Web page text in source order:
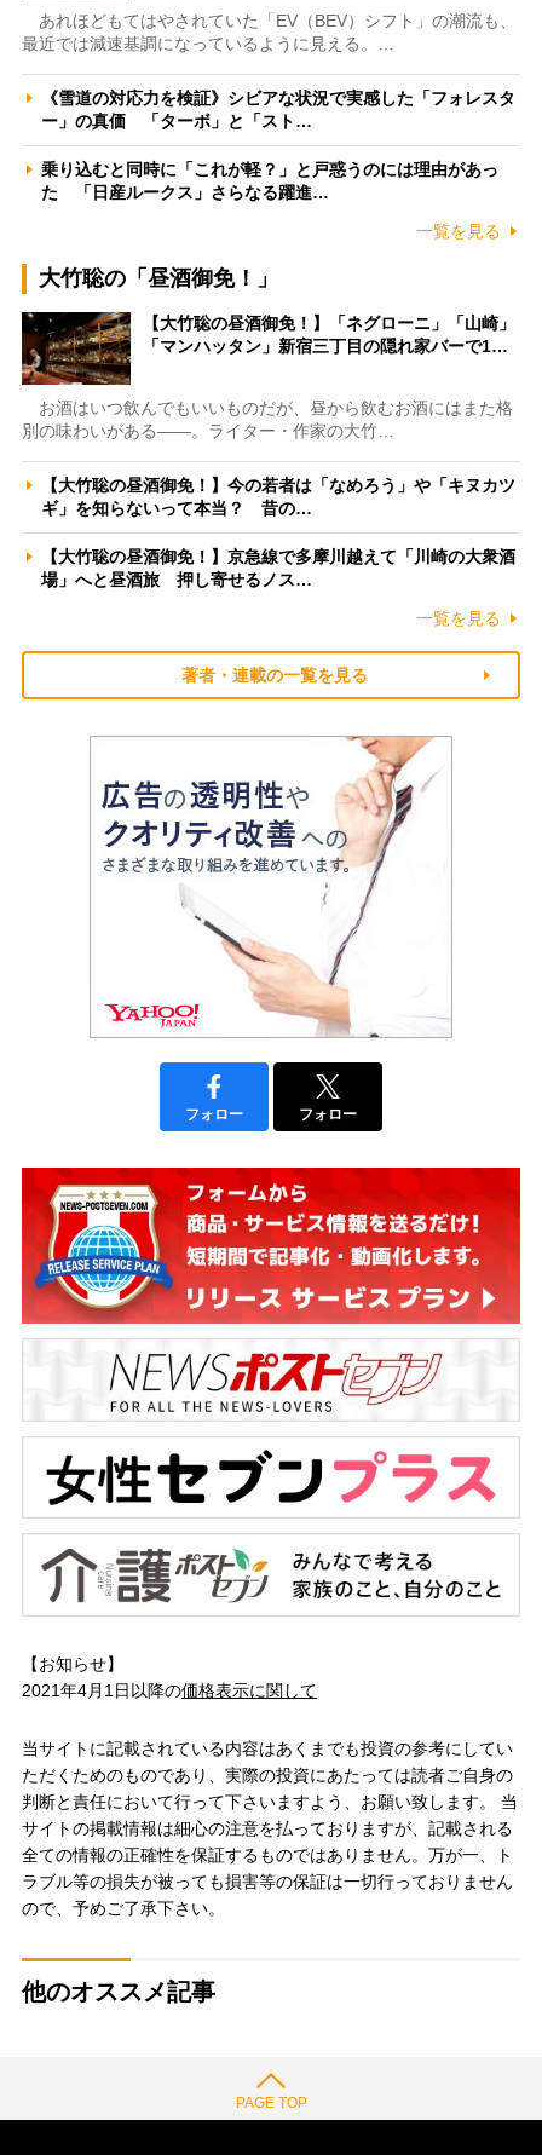
あれほどもてはやされていた「EV（BEV）シフト」の潮流も、
最近では減速基調になっているように見える。…
《雪道の対応力を検証》シビアな状況で実感した「フォレスタ
ー」の真価 「ターボ」と「スト…
乗り込むと同時に「これが軽？」と戸惑うのには理由があっ
た 「日産ルークス」さらなる躍進…
一覧を見る
大竹聡の「昼酒御免！」
【大竹聡の昼酒御免！】「ネグローニ」「山崎」
「マンハッタン」新宿三丁目の隠れ家バーで1…
お酒はいつ飲んでもいいものだが、昼から飲むお酒にはまた格
別の味わいがある――。ライター・作家の大竹…
【大竹聡の昼酒御免！】今の若者は「なめろう」や「キヌカツ
ギ」を知らないって本当？ 昔の…
【大竹聡の昼酒御免！】京急線で多摩川越えて「川崎の大衆酒
場」へと昼酒旅 押し寄せるノス…
一覧を見る
著者・連載の一覧を見る
フォロー フォロー
【お知らせ】
2021年4月1日以降の価格表示に関して
当サイトに記載されている内容はあくまでも投資の参考にしてい
ただくためのものであり、実際の投資にあたっては読者ご自身の
判断と責任において行って下さいますよう、お願い致します。 当
サイトの掲載情報は細心の注意を払っておりますが、記載される
全ての情報の正確性を保証するものではありません。万が一、ト
ラブル等の損失が被っても損害等の保証は一切行っておりません
ので、予めご了承下さい。
他のオススメ記事
PAGE TOP